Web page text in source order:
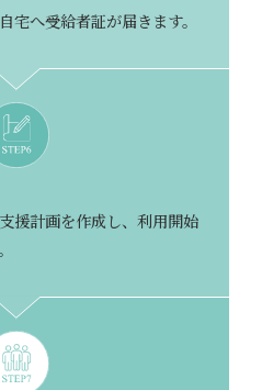
宅へ受給者証が届きます。
援計画を作成し、利用開始